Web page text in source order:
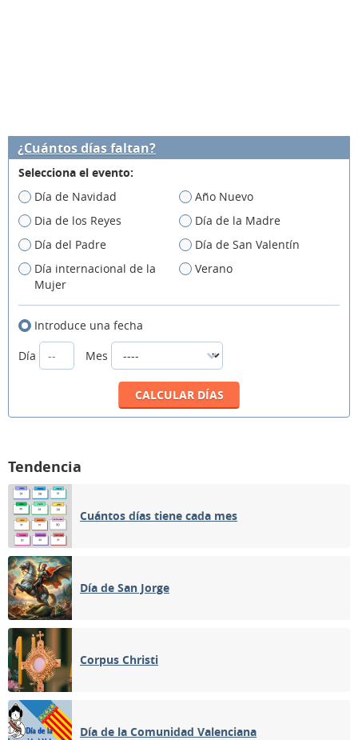
¿Cuántos días faltan?
Selecciona el evento:
Día de Navidad
Año Nuevo
Dia de los Reyes
Día de la Madre
Día del Padre
Día de San Valentín
Día internacional de la
Mujer
Verano
Introduce una fecha
Día
Mes
Tendencia
Cuántos días tiene cada mes
Día de San Jorge
Corpus Christi
Día de la Comunidad Valenciana